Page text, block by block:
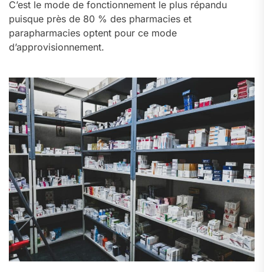
C’est le mode de fonctionnement le plus répandu
puisque près de 80 % des pharmacies et
parapharmacies optent pour ce mode
d’approvisionnement.